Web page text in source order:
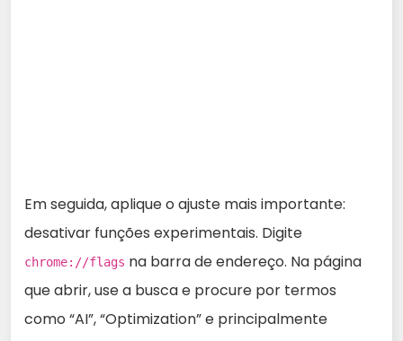
Em seguida, aplique o ajuste mais importante:
desativar funções experimentais. Digite
chrome://flags na barra de endereço. Na página
que abrir, use a busca e procure por termos
como “AI”, “Optimization” e principalmente